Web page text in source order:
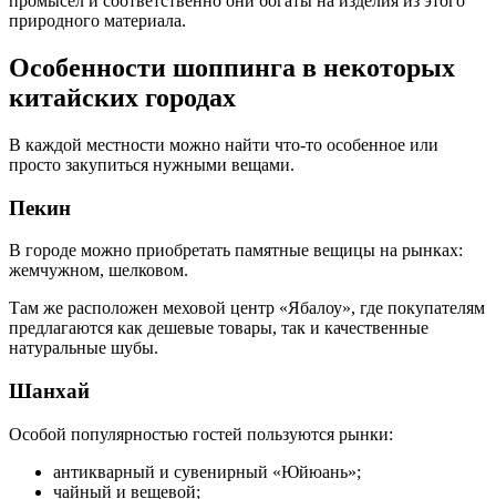
природного материала.
Особенности шоппинга в некоторых
китайских городах
В каждой местности можно найти что-то особенное или
просто закупиться нужными вещами.
Пекин
В городе можно приобретать памятные вещицы на рынках:
жемчужном, шелковом.
Там же расположен меховой центр «Ябалоу», где покупателям
предлагаются как дешевые товары, так и качественные
натуральные шубы.
Шанхай
Особой популярностью гостей пользуются рынки:
антикварный и сувенирный «Юйюань»;
чайный и вещевой;